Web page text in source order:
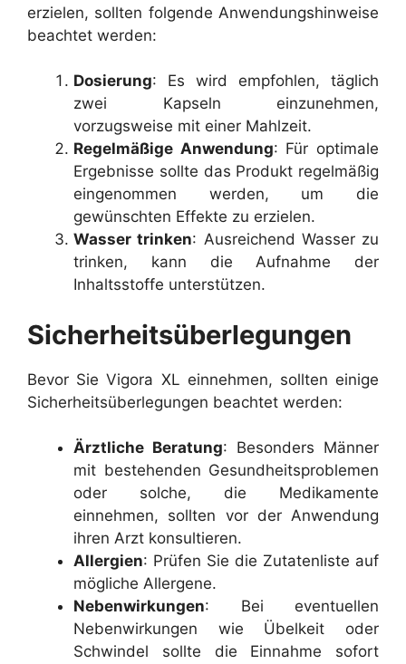
erzielen, sollten folgende Anwendungshinweise
beachtet werden:
Dosierung: Es wird empfohlen, täglich
zwei Kapseln einzunehmen,
vorzugsweise mit einer Mahlzeit.
Regelmäßige Anwendung: Für optimale
Ergebnisse sollte das Produkt regelmäßig
eingenommen werden, um die
gewünschten Effekte zu erzielen.
Wasser trinken: Ausreichend Wasser zu
trinken, kann die Aufnahme der
Inhaltsstoffe unterstützen.
Sicherheitsüberlegungen
Bevor Sie Vigora XL einnehmen, sollten einige
Sicherheitsüberlegungen beachtet werden:
Ärztliche Beratung: Besonders Männer
mit bestehenden Gesundheitsproblemen
oder solche, die Medikamente
einnehmen, sollten vor der Anwendung
ihren Arzt konsultieren.
Allergien: Prüfen Sie die Zutatenliste auf
mögliche Allergene.
Nebenwirkungen: Bei eventuellen
Nebenwirkungen wie Übelkeit oder
Schwindel sollte die Einnahme sofort